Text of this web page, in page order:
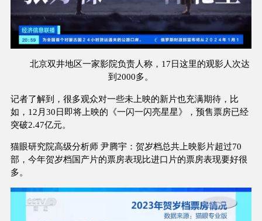
北京双井地区一家影院负责人称，17日这里的观影人次达
到2000多。
记者了解到，很多观众对一些未上映的新片也充满期待，比
如，12月30日即将上映的《一闪一闪亮星星》，预售票房已经
突破2.47亿元。
猫眼研究院高级分析师 尹腾宇：贺岁档总共上映影片超过70
部，今年贺岁档国产片的票房表现比进口片的票房表现要好很
多。